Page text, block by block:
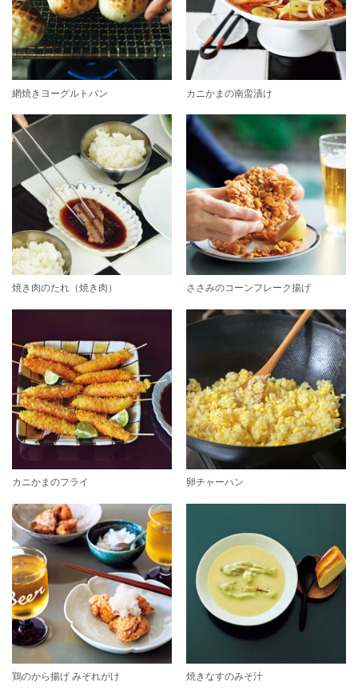
網焼きヨーグルトパン カニかまの南蛮漬け
焼き肉のたれ（焼き肉） ささみのコーンフレーク揚げ
カニかまのフライ 卵チャーハン
鶏のから揚げ みぞれがけ 焼きなすのみそ汁